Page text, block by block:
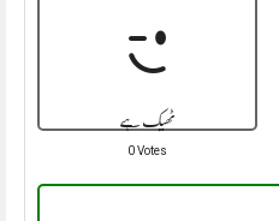
ٹھیک ہے
0 Votes